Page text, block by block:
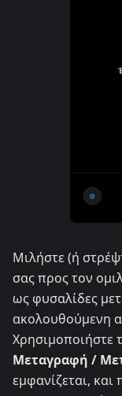
Μιλήστε (ή
σας προς τον
ως φυσαλίδες
ακολουθούμενη
Χρησιμοποιήστε
Μεταγραφή /
εμφανίζεται,